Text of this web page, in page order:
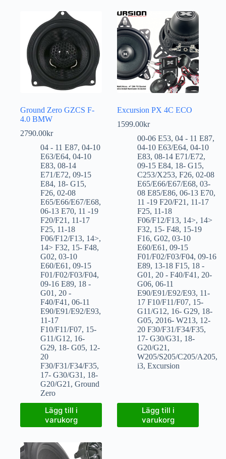
Ground Zero GZCS F-
4.0 BMW
2790.00kr
04 - 11 E87, 04-10
E63/E64, 04-10
E83, 08-14
E71/E72, 09-15
E84, 18- G15,
F26, 02-08
E65/E66/E67/E68,
06-13 E70, 11 -19
F20/F21 , 11-17
F25, 11-18
F06/F12/F13, 14>,
14> F32, 15- F48,
G02, 03-10
E60/E61 , 09-15
F01/F02/F03/F04,
09-16 E89, 18 -
G01 , 20 -
F40/F41 , 06-11
E90/E91/E92/E93,
11-17
F10/F11/F07, 15-
G11/G12, 16-
G29, 18- G05, 12-
20
F30/F31/F34/F35,
17- G30/G31 , 18-
G20/G21 , Ground
Zero
Lägg till i
varukorg
Excursion PX 4C ECO
1599.00kr
00-06 E53,04 - 11 E87,
04-10 E63/E64,04-10
E83,08-14 E71/E72,
09-15 E84, 18- G15,
C253/X253,F26,02-08
E65/E66/E67/E68,03-
08 E85/E86,06-13 E70,
11 -19 F20/F21 , 11-17
F25, 11-18
F06/F12/F13, 14>, 14>
F32, 15- F48, 15-19
F16,G02,03-10
E60/E61 ,09-15
F01/F02/F03/F04,09-16
E89, 13-18 F15, 18 -
G01 , 20 - F40/F41 , 20-
G06,06-11
E90/E91/E92/E93, 11-
17 F10/F11/F07, 15-
G11/G12, 16- G29, 18-
G05, 2016- W213, 12-
20 F30/F31/F34/F35,
17- G30/G31 , 18-
G20/G21 ,
W205/S205/C205/A205,
i3,Excursion
Lägg till i
varukorg